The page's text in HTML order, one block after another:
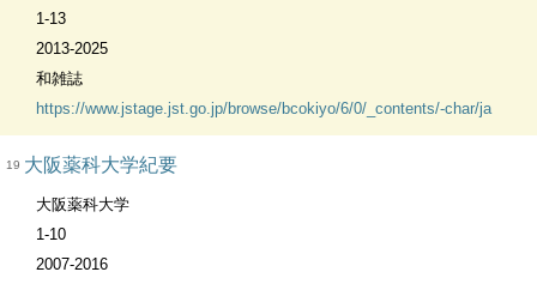
1-13
2013-2025
和雑誌
https://www.jstage.jst.go.jp/browse/bcokiyo/6/0/_contents/-char/ja
19 大阪薬科大学紀要
大阪薬科大学
1-10
2007-2016